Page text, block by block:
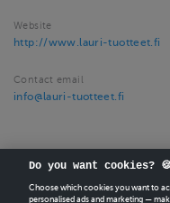
Website
http://www.lauri-tuotteet.fi
Contact email
info@lauri-tuotteet.fi
Do you want cookies? 🍪
Choose which cookies you want to
personalised ads and marketing —